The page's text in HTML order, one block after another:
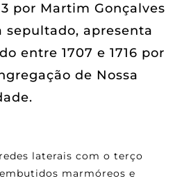
por Martim Gonçalves
sepultado, apresenta
entre 1707 e 1716 por
de Nossa
laterais com o terço
marmóreos e